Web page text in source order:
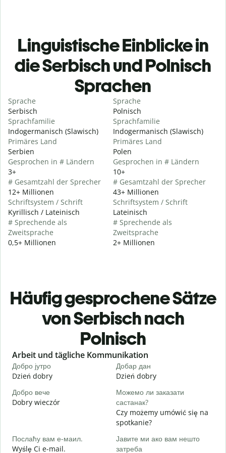
Linguistische Einblicke in
die Serbisch und Polnisch
Sprachen
Sprache
Serbisch
Sprachfamilie
Indogermanisch (Slawisch)
Primäres Land
Serbien
Gesprochen in # Ländern
3+
# Gesamtzahl der Sprecher
12+ Millionen
Schriftsystem / Schrift
Kyrillisch / Lateinisch
# Sprechende als
Zweitsprache
0,5+ Millionen
Sprache
Polnisch
Sprachfamilie
Indogermanisch (Slawisch)
Primäres Land
Polen
Gesprochen in # Ländern
10+
# Gesamtzahl der Sprecher
43+ Millionen
Schriftsystem / Schrift
Lateinisch
# Sprechende als
Zweitsprache
2+ Millionen
Häufig gesprochene Sätze
von Serbisch nach
Polnisch
Slide 1 of 6
Arbeit und tägliche Kommunikation
Добро јутро
Dzień dobry
Добар дан
Dzień dobry
Добро вече
Dobry wieczór
Можемо ли заказати
састанак?
Czy możemy umówić się na
spotkanie?
Послаћу вам е-маил.
Wyślę Ci e-mail.
Јавите ми ако вам нешто
затреба